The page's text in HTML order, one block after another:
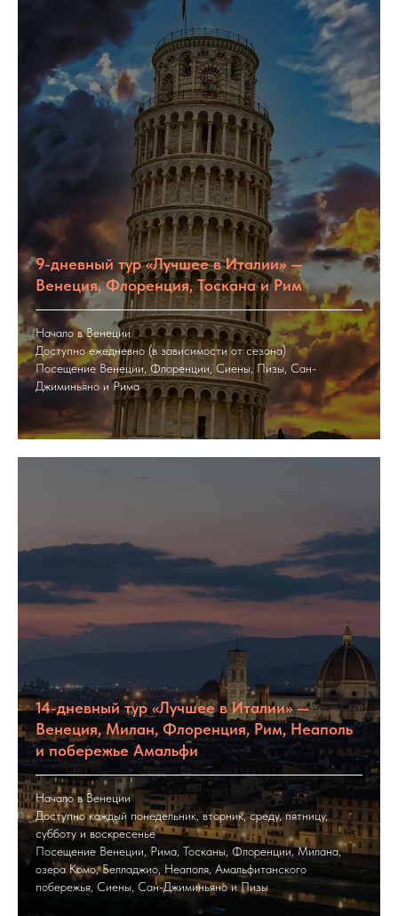
9-дневный тур «Лучшее в Италии» —
Венеция, Флоренция, Тоскана и Рим
Начало в Венеции
Доступно ежедневно (в зависимости от сезона)
Посещение Венеции, Флоренции, Сиены, Пизы, Сан-
Джиминьяно и Рима
14-дневный тур «Лучшее в Италии» —
Венеция, Милан, Флоренция, Рим, Неаполь
и побережье Амальфи
Начало в Венеции
Доступно каждый понедельник, вторник, среду, пятницу,
субботу и воскресенье
Посещение Венеции, Рима, Тосканы, Флоренции, Милана,
озера Комо, Белладжио, Неаполя, Амальфитанского
побережья, Сиены, Сан-Джиминьяно и Пизы